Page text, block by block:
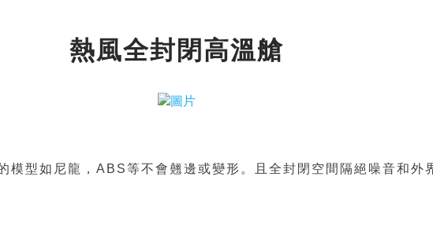
熱風全封閉高溫艙
型如尼龍，ABS等不會翹邊或變形。且全封閉空間隔絕噪音和外